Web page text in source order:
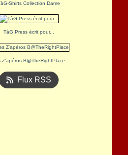
Shirts Collection Dame
TàG Press écrit pour...
Z'apéros B@TheRightPlace
Flux RSS